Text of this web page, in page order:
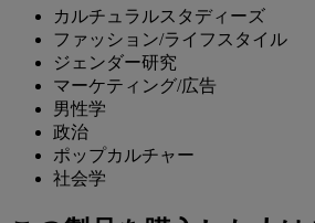
カルチュラルスタディーズ
ファッション/ライフスタイル
ジェンダー研究
マーケティング/広告
男性学
政治
ポップカルチャー
社会学